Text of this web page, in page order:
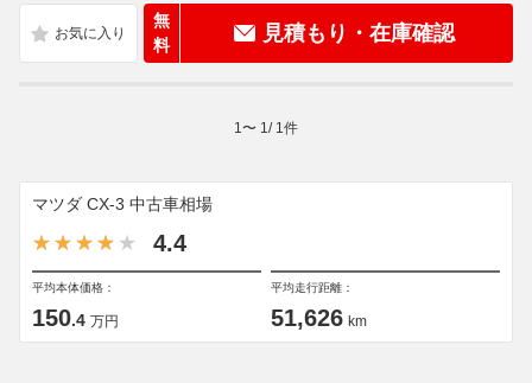
無
料
見積もり・在庫確認
1 〜 1 / 1 件
マツダ CX-3 中古車相場
4.4
平均本体価格：
150.4 万円
平均走行距離：
51,626 km